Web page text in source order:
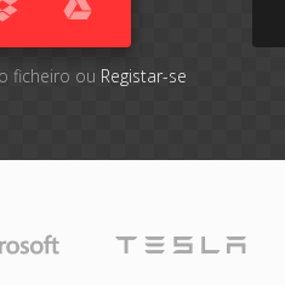
ficheiro ou Registar-se